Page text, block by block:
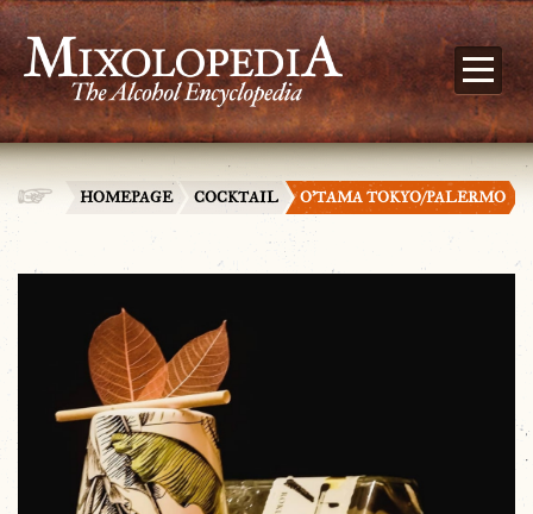
HOMEPAGE COCKTAIL O’TAMA TOKYO/PALERMO